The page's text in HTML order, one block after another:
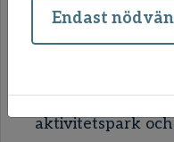
Uddevalla. I
livsmedelsaffär,
När du vill
aktivitetspark
Endast